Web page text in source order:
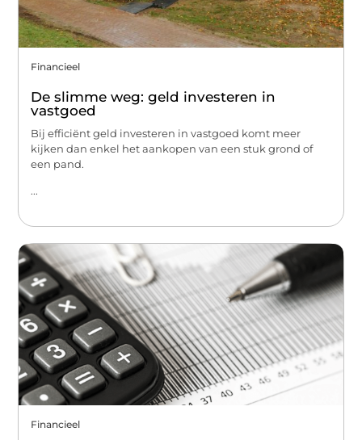
Financieel
De slimme weg: geld investeren in
vastgoed
Bij efficiënt geld investeren in vastgoed komt meer
kijken dan enkel het aankopen van een stuk grond of
een pand.
...
Financieel